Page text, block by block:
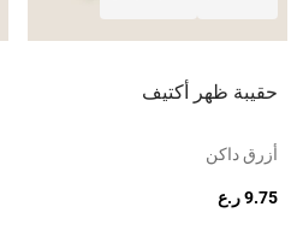
حقيبة ظهر أكتيف
أزرق داكن
9.75 ر.ع